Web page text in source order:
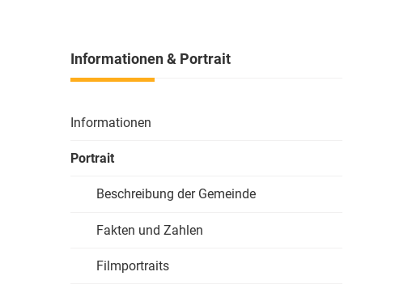
Informationen & Portrait
Informationen
Portrait
Beschreibung der Gemeinde
Fakten und Zahlen
Filmportraits